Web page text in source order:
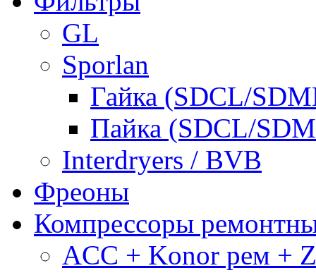
GL
Sporlan
Гайка (SDCL/
Пайка (SDCL/
Interdryers / BVB
Фреоны
Компрессоры
ACC + Konor рем +